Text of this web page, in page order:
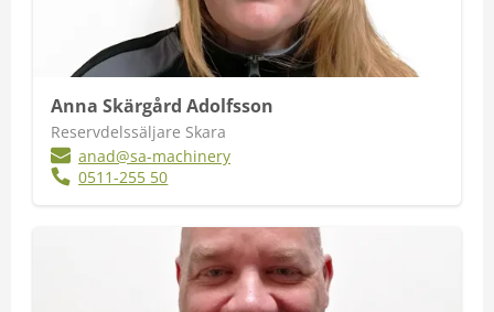
Anna Skärgård Adolfsson
Reservdelssäljare Skara
anad@sa-machinery
0511-255 50